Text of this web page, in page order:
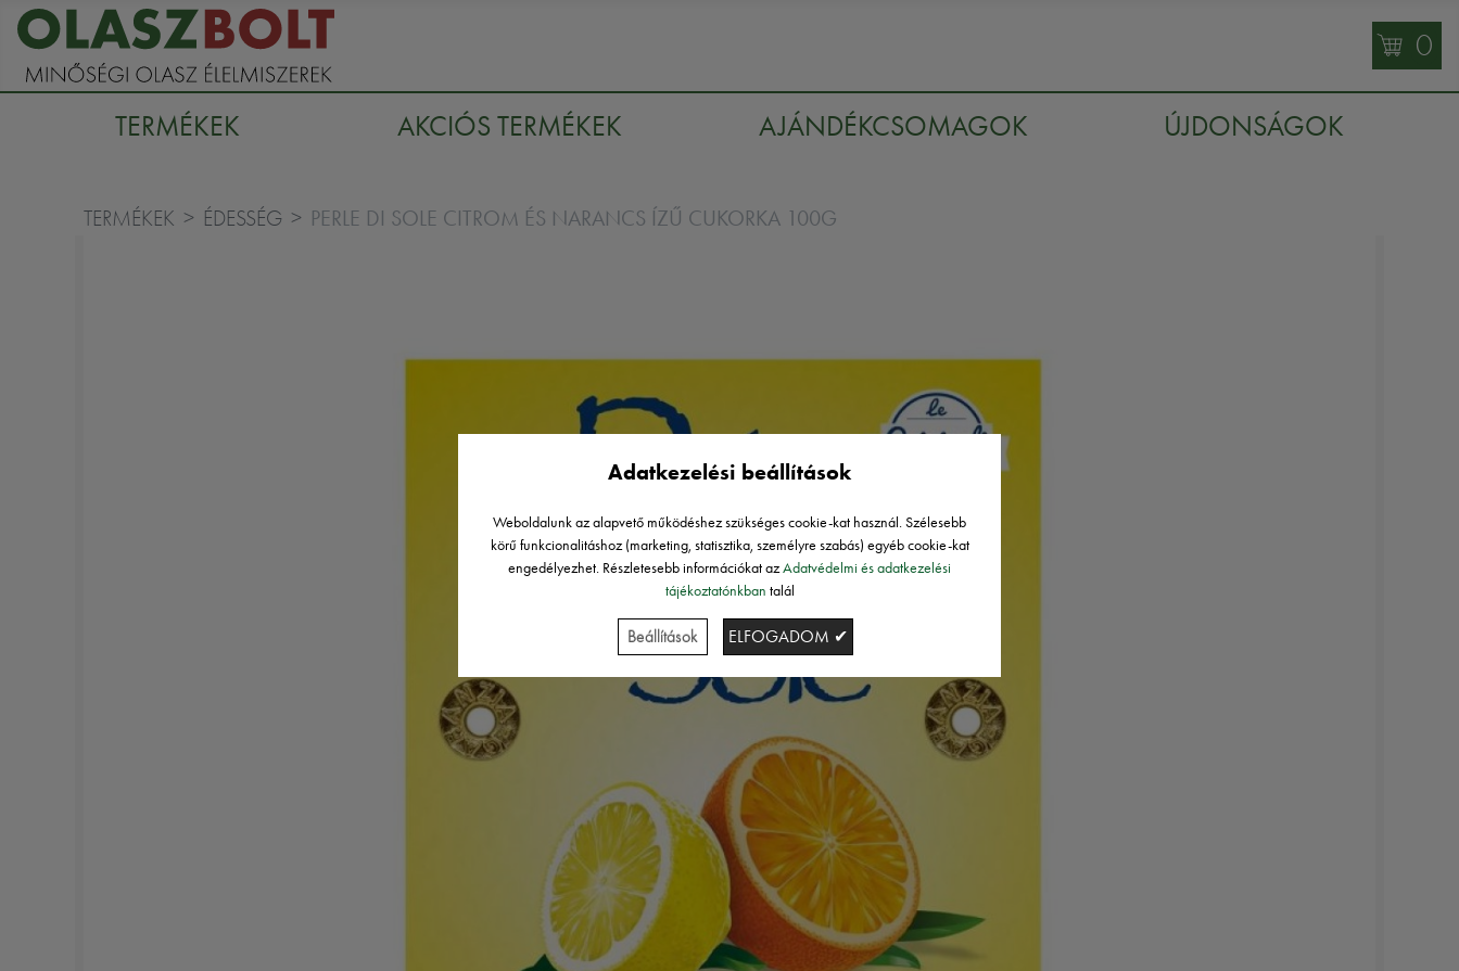
0
TERMÉKEK AKCIÓS TERMÉKEK AJÁNDÉKCSOMAGOK ÚJDONSÁGOK
TERMÉKEK ÉDESSÉG PERLE DI SOLE CITROM ÉS NARANCS ÍZŰ CUKORKA 100G
Adatkezelési beállítások
Weboldalunk az alapvető működéshez szükséges cookie-kat használ. Szélesebb
körű funkcionalitáshoz (marketing, statisztika, személyre szabás) egyéb cookie-kat
engedélyezhet. Részletesebb információkat azAdatvédelmi és adatkezelési
tájékoztatónkban talál
Beállítások ELFOGADOM ✔